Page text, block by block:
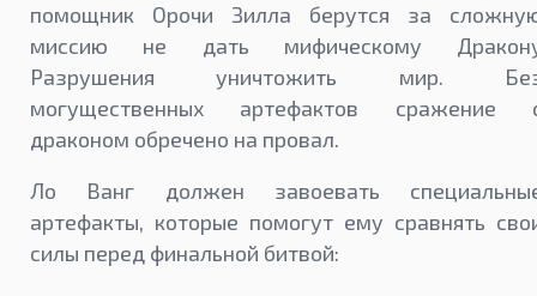
помощник Орочи Зилла берутся за
миссию не дать мифическому
Разрушения уничтожить мир.
могущественных артефактов сражение
драконом обречено на провал.
Ло Ванг должен завоевать
артефакты, которые помогут ему сравнять
силы перед финальной битвой: